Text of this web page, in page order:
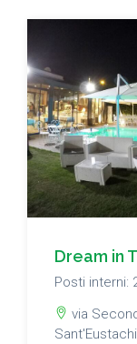
Dream in
Posti interni:
via